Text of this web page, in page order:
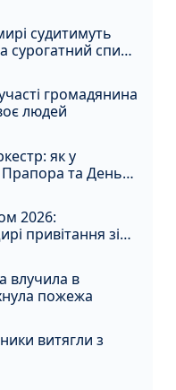
судитимуть
сурогатний спирт
громадянина
людей
як у
та День
2026:
привітання зі
влучила в
пожежа
витягли з